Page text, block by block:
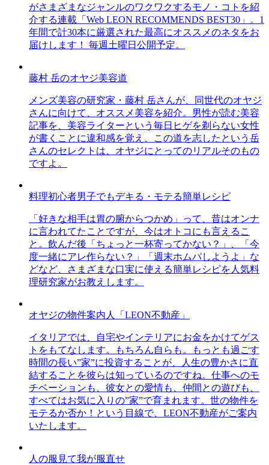
がさまざまなジャンルのワクワクするモノ・コトを紹
介する連載「Web LEON RECOMMENDS BEST30」。1
年間で計30本に厳選された最高にオススメのネタをお
届けします！ 毎週土曜日公開予定。
藤村 岳のオヤジ美容道
メンズ美容の研究家・藤村 岳さんが、同世代のオヤジ
さんに向けて、オススメ美容を紹介。男性が読む美容
記事を、美容ライターという毎日ヒゲを剃らない女性
が書くことに違和感を覚え、この道を志したという岳
さんのセレクトは、オヤジにとってのリアルそのもの
ですよ。
料理初心者男子でもデキる・モテる簡単レシピ
「好きな相手は胃の腑からつかめ」って、昔はオンナ
に言われてたことですが、今はオトコにも言えるこ
と。飲んだ後「ちょっと一杯寄ってかない？」、「今
度一緒にアレ作らない？」「週末ホムパしようよ」な
どなど、さまざまな口実に使える簡単レシピを人気料
理研究家がお教えします。
オヤジの物件案内人「LEON不動産」
イタリアでは、自宅やインテリアにお金をかけてゲス
トをもてなします。もちろん自らも。もっとも過ごす
時間の長い”家”に投資することが、人生の豊かさに直
結することを彼らは知っているのですね。仕事へのモ
チベーションも、彼女との愛情も、仲間との遊びも、
すべてはお気に入りの”家”で育まれます。世の物件を
モテるか否か！という目線で、LEON不動産がご案内
いたします。
人の服見て我が服直せ